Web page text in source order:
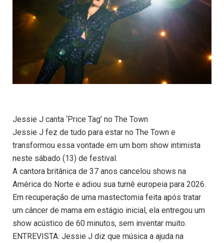
Jessie J canta ‘Price Tag’ no The Town
Jessie J fez de tudo para estar no The Town e
transformou essa vontade em um bom show intimista
neste sábado (13) de festival.
A cantora britânica de 37 anos cancelou shows na
América do Norte e adiou sua turnê europeia para 2026.
Em recuperação de uma mastectomia feita após tratar
um câncer de mama em estágio inicial, ela entregou um
show acústico de 60 minutos, sem inventar muito.
ENTREVISTA: Jessie J diz que música a ajuda na